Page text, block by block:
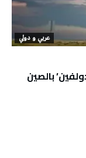
عربي و دولي
بالصين